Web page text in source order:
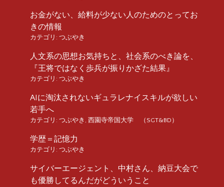
お金がない、給料が少ない人のためのとってお
きの情報
カテゴリ: つぶやき
人文系の思想お気持ちと、社会系のべき論を、
『王将ではなく歩兵が振りかざた結果』
カテゴリ: つぶやき
AIに淘汰されないギュラレナイスキルが欲しい
若手へ
カテゴリ: つぶやき , 西園寺帝国大学 （SGT&BD）
学歴＝記憶力
カテゴリ: つぶやき
サイバーエージェント、中村さん、納豆大会で
も優勝してるんだがどういうこと